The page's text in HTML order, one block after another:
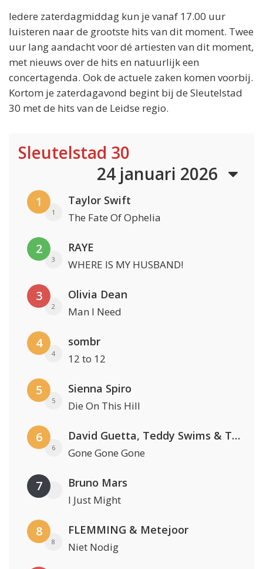
Iedere zaterdagmiddag kun je vanaf 17.00 uur
luisteren naar de grootste hits van dit moment. Twee
uur lang aandacht voor dé artiesten van dit moment,
met nieuws over de hits en natuurlijk een
concertagenda. Ook de actuele zaken komen voorbij.
Kortom je zaterdagavond begint bij de Sleutelstad
30 met de hits van de Leidse regio.
Sleutelstad 30
24 januari 2026
1
1
Taylor Swift
The Fate Of Ophelia
2
3
RAYE
WHERE IS MY HUSBAND!
3
2
Olivia Dean
Man I Need
4
4
sombr
12 to 12
5
5
Sienna Spiro
Die On This Hill
6
6
David Guetta, Teddy Swims & Tones And I
Gone Gone Gone
7 Bruno Mars
I Just Might
8
8
FLEMMING & Metejoor
Niet Nodig